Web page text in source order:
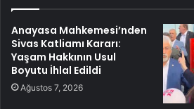
Anayasa Mahkemesi’nden
Sivas Katliamı Kararı:
Yaşam Hakkının Usul
Boyutu İhlal Edildi
Ağustos 7, 2026